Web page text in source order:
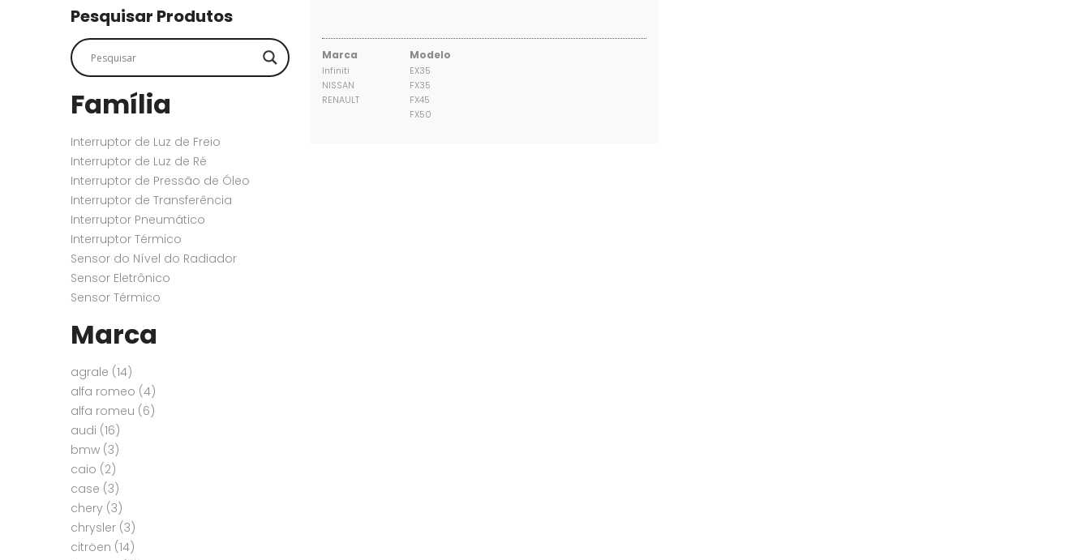
Pesquisar Produtos
Família
Interruptor de Luz de Freio
Interruptor de Luz de Ré
Interruptor de Pressão de Óleo
Interruptor de Transferência
Interruptor Pneumático
Interruptor Térmico
Sensor do Nível do Radiador
Sensor Eletrônico
Sensor Térmico
Marca
agrale (14)
alfa romeo (4)
alfa romeu (6)
audi (16)
bmw (3)
caio (2)
case (3)
chery (3)
chrysler (3)
citröen (14)
Marca
Infiniti
NISSAN
RENAULT
Modelo
EX35
FX35
FX45
FX50